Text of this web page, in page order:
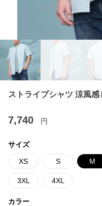
ストライプシャツ 涼風
7,740 円
サイズ
XS S M
3XL 4XL
カラー